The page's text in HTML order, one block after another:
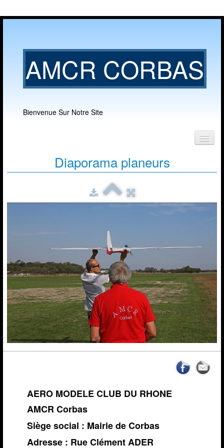
AMCR CORBAS
Bienvenue Sur Notre Site
Nos activités▼
Calendrier AMCR
Calendrier Régional
Actualités▼
Météo Corbas
Espace réservé Adhérents
Liens
Archives
Diaporama planeurs
AERO MODELE CLUB DU RHONE
AMCR Corbas
Siège social : Mairie de Corbas
Adresse : Rue Clément ADER